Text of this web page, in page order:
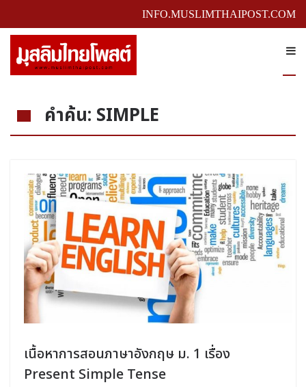
INFO.MUSLIMTHAIPOST.COM
คำค้น: SIMPLE
เนื้อหาการสอนภาษาอังกฤษ ม. 1 เรื่อง
Present Simple Tense